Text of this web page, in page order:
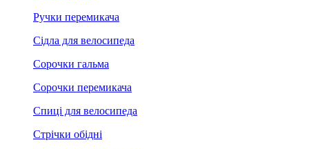
Ручки перемикача
Сідла для велосипеда
Сорочки гальма
Сорочки перемикача
Спиці для велосипеда
Стрічки обідні